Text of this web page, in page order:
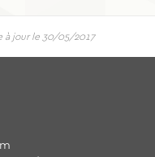
à jour le 30/05/2017